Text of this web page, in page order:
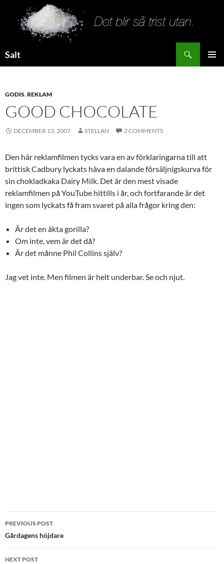
Salt
GODIS,REKLAM
GOOD CHOCOLATE
DECEMBER 13, 2007 STELLAN 2 COMMENTS
Den här reklamfilmen tycks vara en av förklaringarna till att
brittisk Cadbury lyckats häva en dalande försäljnigskurva för
sin chokladkaka Dairy Milk. Det är den mest visade
reklamfilmen på YouTube hittills i år, och fortfarande är det
ingen som lyckats få fram svaret på alla frågor kring den:
Är det en äkta gorilla?
Om inte, vem är det då?
Är det månne Phil Collins själv?
Jag vet inte. Men filmen är helt underbar. Se och njut.
Post
navigation
PREVIOUS POST
Gårdagens höjdare
NEXT POST